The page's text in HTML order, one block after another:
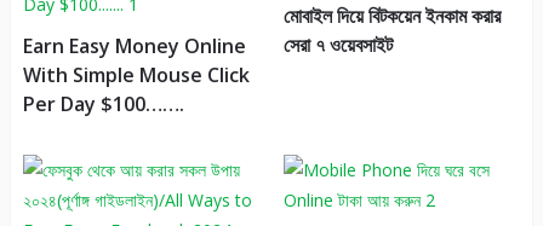
Earn Easy Money Online
With Simple Mouse Click
Per Day $100…….
মোবাইল দিয়ে বিটকয়েন ইনকাম করার
সেরা ৭ ওয়েবসাইট